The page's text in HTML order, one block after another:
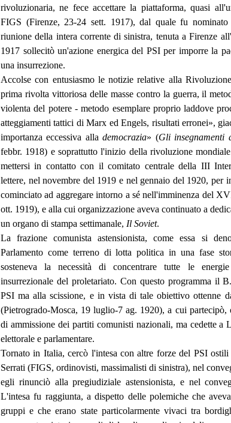
rivoluzionaria, ne fece accettare la piattaforma, quasi
FIGS (Firenze, 23-24 sett. 1917), dal quale fu
riunione della intera corrente di sinistra, tenuta a Firenze
1917 sollecitò un'azione energica del PSI per imporre la
una insurrezione.
Accolse con entusiasmo le notizie relative alla
prima rivolta vittoriosa delle masse contro la guerra, il
violenta del potere - metodo esemplare proprio laddove
atteggiamenti tattici di Marx ed Engels, risultati erronei»,
importanza eccessiva allademocrazia» (Gli insegnamenti
febbr. 1918) e soprattutto l'inizio della rivoluzione
mettersi in contatto con il comitato centrale della III
lettere, nel novembre del 1919 e nel gennaio del 1920, per
cominciato ad aggregare intorno a sé nell'imminenza del
ott. 1919), e alla cui organizzazione aveva continuato a
un organo di stampa settimanale, Il Soviet.
La frazione comunista astensionista, come essa si
Parlamento come terreno di lotta politica in una fase
sosteneva la necessità di concentrare tutte le
insurrezionale del proletariato. Con questo programma il
PSI ma alla scissione, e in vista di tale obiettivo ottenne
(Pietrogrado-Mosca, 19 luglio-7 ag. 1920), a cui partecipò,
di ammissione dei partiti comunisti nazionali, ma cedette a
elettorale e parlamentare.
Tornato in Italia, cercò l'intesa con altre forze del PSI
Serrati (FIGS, ordinovisti, massimalisti di sinistra), nel
egli rinunciò alla pregiudiziale astensionista, e nel
L'intesa fu raggiunta, a dispetto delle polemiche che
gruppi e che erano state particolarmente vivaci tra